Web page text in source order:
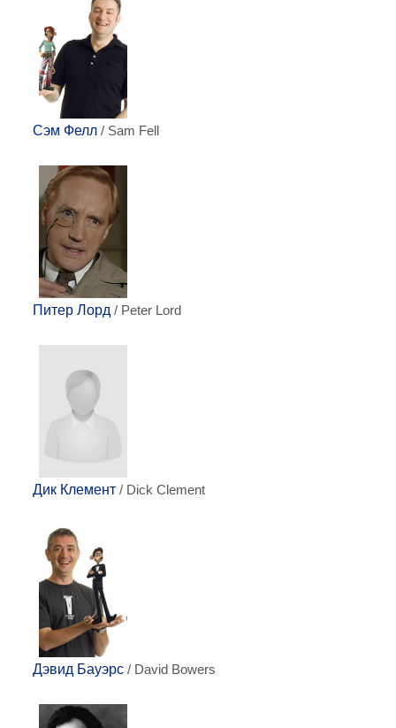
Сэм Фелл / Sam Fell
Питер Лорд / Peter Lord
Дик Клемент / Dick Clement
Дэвид Бауэрс / David Bowers